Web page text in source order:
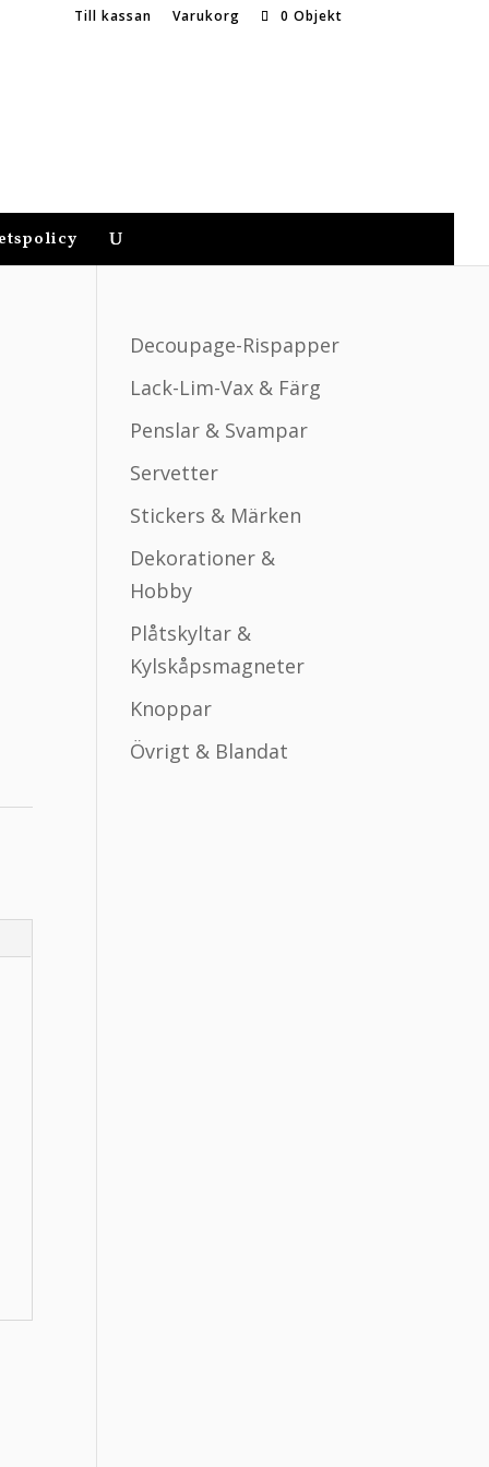
Till kassan Varukorg 0 Objekt
Decoupage-Rispapper
Lack-Lim-Vax & Färg
Penslar & Svampar
Servetter
Stickers & Märken
Dekorationer &
Hobby
Plåtskyltar &
Kylskåpsmagneter
Knoppar
Övrigt & Blandat